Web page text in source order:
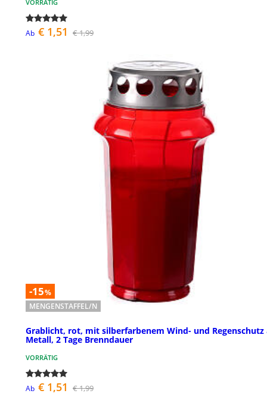
VORRÄTIG
Ab € 1,51 € 1,99
-15%
MENGENSTAFFEL/N
Grablicht, rot, mit silberfarbenem Wind- und Regenschutz
Metall, 2 Tage Brenndauer
VORRÄTIG
Ab € 1,51 € 1,99